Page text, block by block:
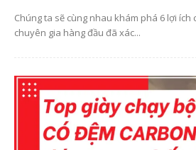
Chúng ta sẽ cùng nhau khám phá 6 lợi ích
chuyên gia hàng đầu đã xác...